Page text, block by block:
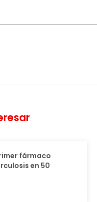
fármaco
en 50